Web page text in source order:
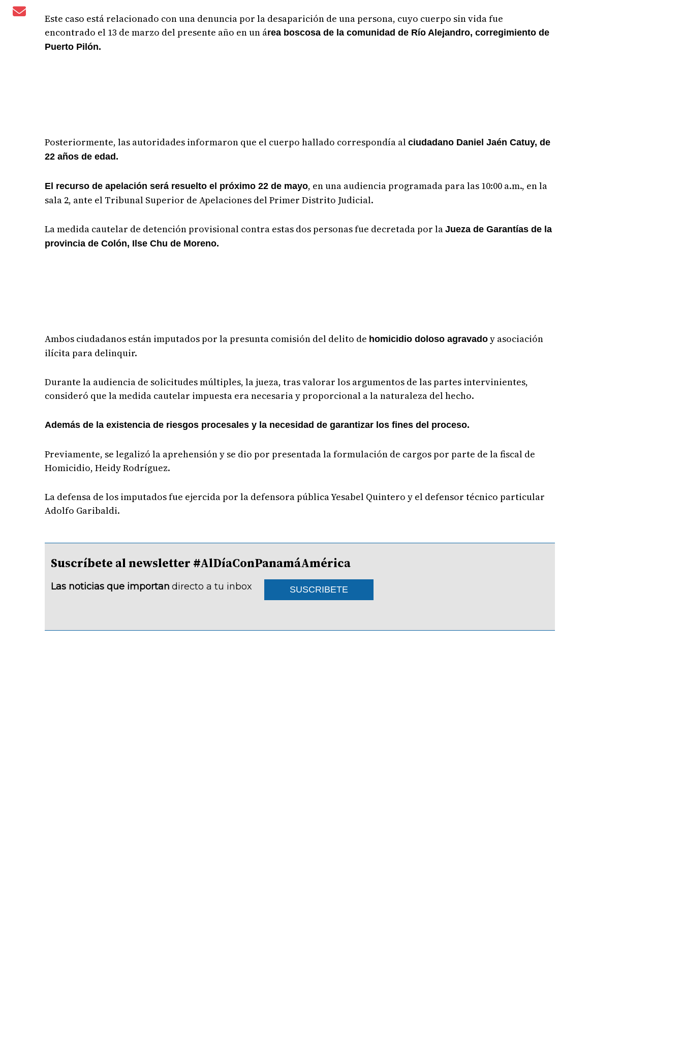
Este caso está relacionado con una denuncia por la desaparición de una persona, cuyo cuerpo sin vida fue
encontrado el 13 de marzo del presente año en un área boscosa de la comunidad de Río Alejandro, corregimiento de
Puerto Pilón.
Posteriormente, las autoridades informaron que el cuerpo hallado correspondía alciudadano Daniel Jaén Catuy, de
22 años de edad.
El recurso de apelación será resuelto el próximo 22 de mayo, en una audiencia programada para las 10:00 a.m., en la
sala 2, ante el Tribunal Superior de Apelaciones del Primer Distrito Judicial.
La medida cautelar de detención provisional contra estas dos personas fue decretada por laJueza de Garantías de la
provincia de Colón, Ilse Chu de Moreno.
Ambos ciudadanos están imputados por la presunta comisión del delito de homicidio doloso agravado y asociación
ilícita para delinquir.
Durante la audiencia de solicitudes múltiples, la jueza, tras valorar los argumentos de las partes intervinientes,
consideró que la medida cautelar impuesta era necesaria y proporcional a la naturaleza del hecho.
Además de la existencia de riesgos procesales y la necesidad de garantizar los fines del proceso.
Previamente, se legalizó la aprehensión y se dio por presentada la formulación de cargos por parte de la fiscal de
Homicidio, Heidy Rodríguez.
La defensa de los imputados fue ejercida por la defensora pública Yesabel Quintero y el defensor técnico particular
Adolfo Garibaldi.
Suscríbete al newsletter #AlDíaConPanamáAmérica
Las noticias que importan directo a tu inbox SUSCRIBETE